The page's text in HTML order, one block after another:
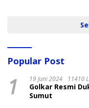
Popular Post
1 19 Juni 2024 11410
Golkar Resmi
Sumut